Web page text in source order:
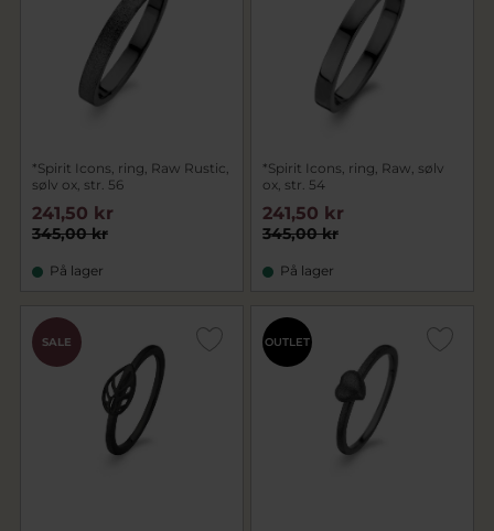
*Spirit Icons, ring, Raw Rustic,
sølv ox, str. 56
345,00 kr
241,50 kr
På lager
*Spirit Icons, ring, Raw, sølv
ox, str. 54
345,00 kr
241,50 kr
På lager
SALE OUTLET